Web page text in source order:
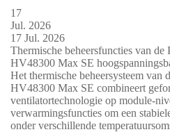
17
Jul. 2026
17 Jul. 2026
Thermische beheersfuncties van
HV48300 Max SE
Het thermische beheersysteem van
HV48300 Max SE combineert
ventilatortechnologie op module-
verwarmingsfuncties om een
onder verschillende